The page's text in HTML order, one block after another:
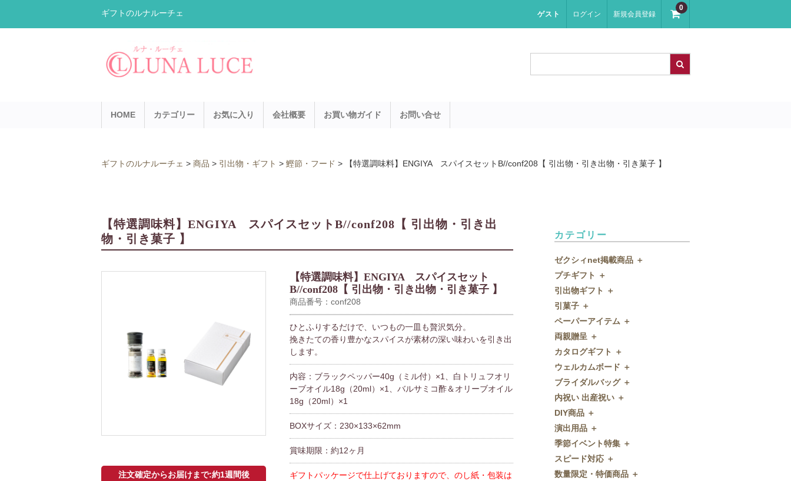
ギフトのルナルーチェ ゲスト ログイン 新規会員登録
0
HOME カテゴリー お気に入り 会社概要 お買い物ガイド お問い合せ
ギフトのルナルーチェ > 商品 > 引出物・ギフト > 鰹節・フード > 【特選調味料】ENGIYA スパイスセットB//conf208【 引出物・引き出物・引き菓子 】
【特選調味料】ENGIYA スパイスセットB//conf208【 引出物・引き出
物・引き菓子 】
注文確定からお届けまで:約1週間後
【特選調味料】ENGIYA スパイスセット
B//conf208【 引出物・引き出物・引き菓子 】
商品番号：conf208
ひとふりするだけで、いつもの一皿も贅沢気分。
挽きたての香り豊かなスパイスが素材の深い味わいを引き出
します。
内容：ブラックペッパー40g（ミル付）×1、白トリュフオリ
ーブオイル18g（20ml）×1、バルサミコ酢＆オリーブオイル
18g（20ml）×1
BOXサイズ：230×133×62mm
賞味期限：約12ヶ月
ギフトパッケージで仕上げておりますので、のし紙・包装は
カテゴリー
ゼクシィnet掲載商品 ＋
ゼクシィnet掲載商品
プチギフト ＋
プチギフト
ウェルカムプチギフト
アメニティ
キャンディー・金平糖
クッキー
スプーン
チョコレート
ディズニー
ドラジェ
プチタオル
席札立て
耳かき＆ぺん
紅茶＆コーヒー
引出物ギフト ＋
引出物ギフト
グラス
タオル・石鹸・名披露目
ディズニーギフト
今治タオル
引出物セット
和食器
名入れ贈呈品
特選ギフト
珈琲・紅茶
鰹節・フード
引菓子 ＋
引菓子
バウムクーヘン
洋菓子
和菓子
FLAVOR
ペーパーアイテム ＋
ペーパーアイテム
招待状
席次表
席札
付箋・メッセージカード
印刷代行
ディズニーシリーズ
両親贈呈 ＋
両親贈呈
ディズニーウェイトドール
ウェイトベア
子育て卒業証書
クロックギフト
カタログギフト ＋
カタログギフト
OCEAN&TERRE GOURMET
SHIKISAI ONE
Grace
ウェルカムボード ＋
ウェルカムボード
カラーステンドグラス調
ガラス
フラワータイプ
ペンダントクロック
ミラー
メッセージパズル
ブライダルバッグ ＋
ブライダルバッグ
内祝い 出産祝い ＋
内祝い 出産祝い
DIY商品 ＋
DIY商品
演出用品 ＋
演出用品
リングピロー
ブーケプルズ
季節イベント特集 ＋
季節イベント特集
サクラ
スピード対応 ＋
スピード対応
数量限定・特価商品 ＋